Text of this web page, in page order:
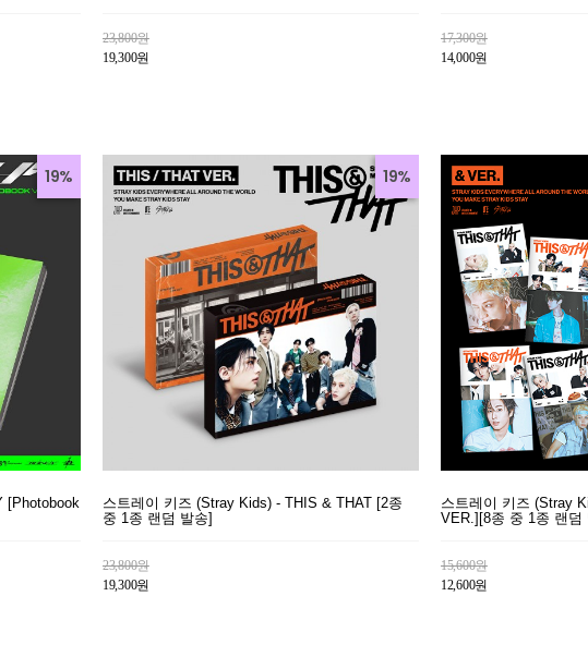
23,800원
19,300원
17,300원
14,000원
19%
[Photobook
19%
스트레이 키즈 (Stray Kids) - THIS & THAT [2종
중 1종 랜덤 발송]
23,800원
19,300원
스트레이 키즈 (Stray
VER.][8종 중 1종 랜덤
15,600원
12,600원